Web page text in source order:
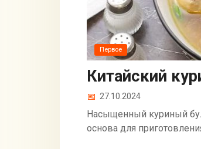
Первое
Китайский
27.10.2024
Насыщенный куриный
основа для